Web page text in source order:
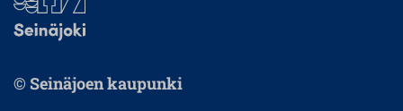
© Seinäjoen kaupunki